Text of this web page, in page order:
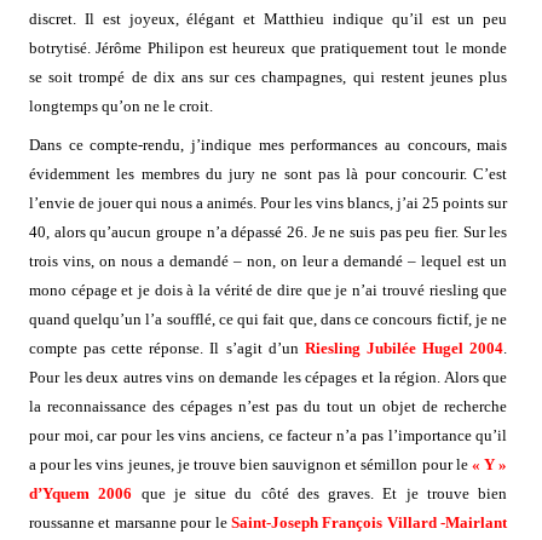
discret. Il est joyeux, élégant et Matthieu indique qu’il est un peu
botrytisé. Jérôme Philipon est heureux que pratiquement tout le monde
se soit trompé de dix ans sur ces champagnes, qui restent jeunes plus
longtemps qu’on ne le croit.
Dans ce compte-rendu, j’indique mes performances au concours, mais
évidemment les membres du jury ne sont pas là pour concourir. C’est
l’envie de jouer qui nous a animés. Pour les vins blancs, j’ai 25 points sur
40, alors qu’aucun groupe n’a dépassé 26. Je ne suis pas peu fier. Sur les
trois vins, on nous a demandé – non, on leur a demandé – lequel est un
mono cépage et je dois à la vérité de dire que je n’ai trouvé riesling que
quand quelqu’un l’a soufflé, ce qui fait que, dans ce concours fictif, je ne
compte pas cette réponse. Il s’agit d’un Riesling Jubilée Hugel 2004
Pour les deux autres vins on demande les cépages et la région. Alors que
la reconnaissance des cépages n’est pas du tout un objet de recherche
pour moi, car pour les vins anciens, ce facteur n’a pas l’importance qu’il
a pour les vins jeunes, je trouve bien sauvignon et sémillon pour le « Y »
d’Yquem 2006 que je situe du côté des graves. Et je trouve bien
roussanne et marsanne pour leSaint-Joseph François Villard -Mairlant